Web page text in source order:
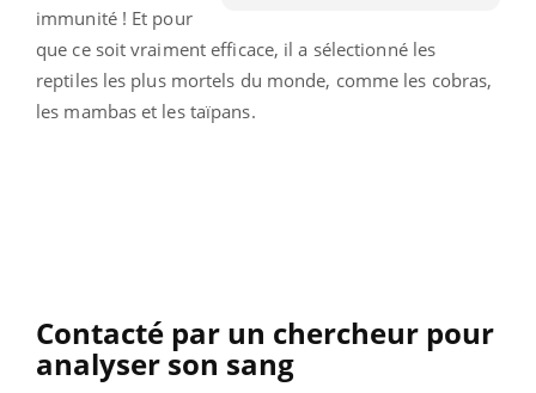
immunité ! Et pour
que ce soit vraiment efficace, il a sélectionné les
reptiles les plus mortels du monde, comme les cobras,
les mambas et les taïpans.
Contacté par un chercheur pour
analyser son sang